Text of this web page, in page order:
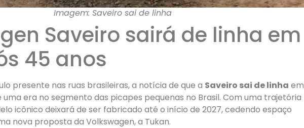
Imagem: Saveiro sai de linha
Saveiro sairá de linha em
45 anos
presente nas ruas brasileiras, a notícia de que a Saveiro sai de linha em
era no segmento das picapes pequenas no Brasil. Com uma trajetória
icônico deixará de ser fabricado até o início de 2027, cedendo espaço
nova proposta da Volkswagen, a Tukan.